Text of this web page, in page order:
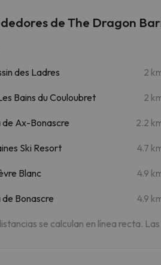
de The Dragon
des Ladres 2
Bains du Couloubret 2
de Ax-Bonascre 2.2
Ski Resort 4.7
Blanc 4.9
Bonascre 4.9
se calculan en línea recta.